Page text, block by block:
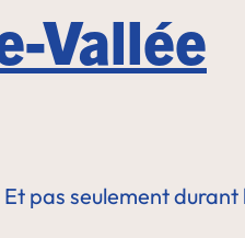
Vallée
pas seulement durant